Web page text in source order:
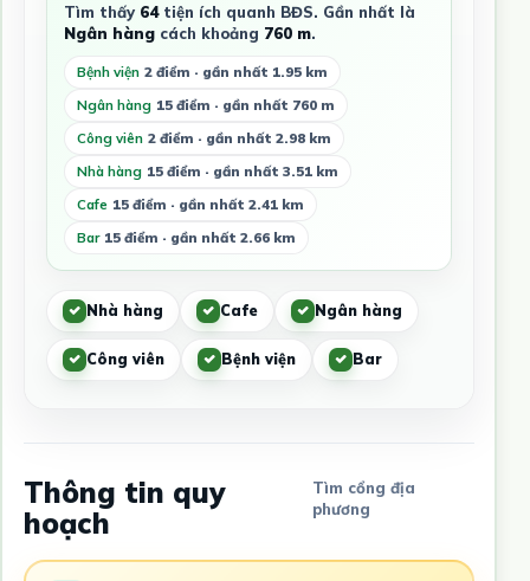
Tìm thấy 64tiện ích quanh BĐS. Gần nhất là
Ngân hàngcách khoảng 760 m.
Bệnh viện 2 điểm · gần nhất 1.95 km
Ngân hàng 15 điểm · gần nhất 760 m
Công viên 2 điểm · gần nhất 2.98 km
Nhà hàng 15 điểm · gần nhất 3.51 km
Cafe 15 điểm · gần nhất 2.41 km
Bar 15 điểm · gần nhất 2.66 km
Nhà hàng Cafe Ngân hàng
Công viên Bệnh viện Bar
Thông tin quy
hoạch
Tìm cổng địa
phương